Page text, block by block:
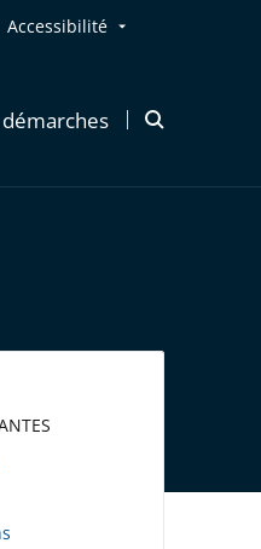
Accessibilité
démarches
Ouvrir